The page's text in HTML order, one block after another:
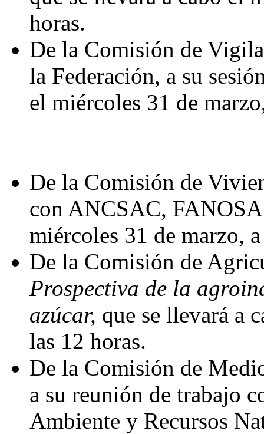
horas.
De la Comisión de
la Federación, a su
el miércoles 31 de
De la Comisión de
con ANCSAC,
miércoles 31 de marzo,
De la Comisión de
Prospectiva de la
azúcar, que se llevará a
las 12 horas.
De la Comisión de
a su reunión de trabajo
Ambiente y Recursos